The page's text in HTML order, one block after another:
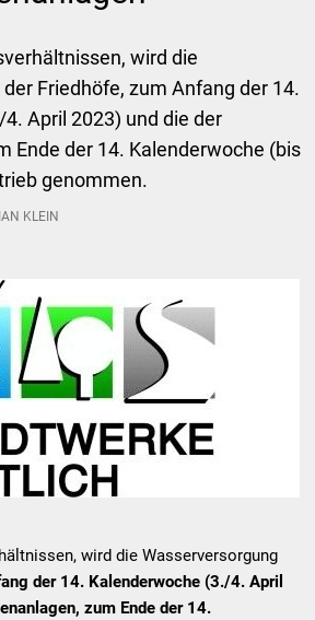
wird die
Friedhöfe, zum Anfang der 14.
April 2023) und die der
Ende der 14. Kalenderwoche (bis
genommen.
KLEIN
wird die Wasserversorgung
der 14. Kalenderwoche (3./4. April
zum Ende der 14.